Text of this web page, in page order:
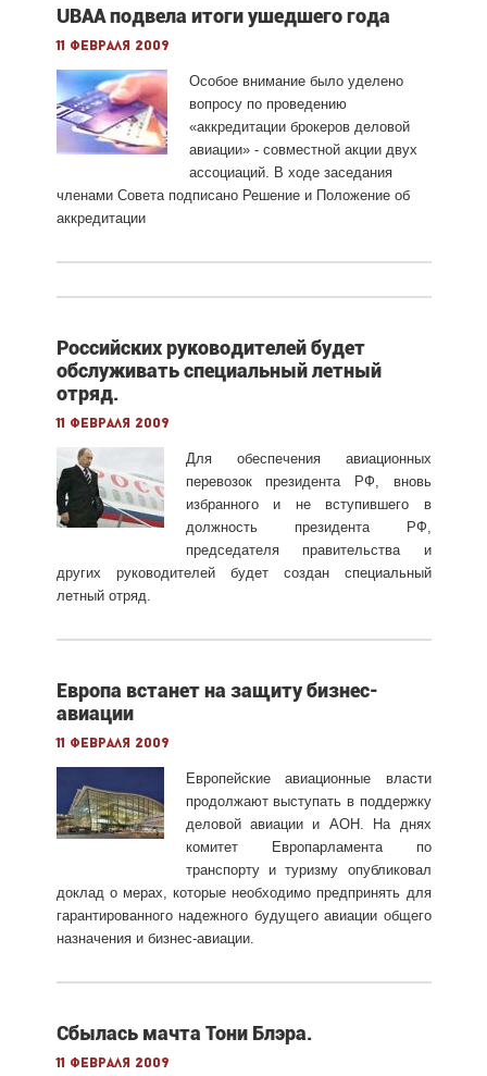
UBAA подвела итоги ушедшего года
11 февраля 2009
Особое внимание было уделено
вопросу по проведению
«аккредитации брокеров деловой
авиации» - совместной акции двух
ассоциаций. В ходе заседания
членами Совета подписано Решение и Положение об
аккредитации
Российских руководителей будет
обслуживать специальный летный
отряд.
11 февраля 2009
Для обеспечения авиационных
перевозок президента РФ, вновь
избранного и не вступившего в
должность президента РФ,
председателя правительства и
других руководителей будет создан специальный
летный отряд.
Европа встанет на защиту бизнес-
авиации
11 февраля 2009
Европейские авиационные власти
продолжают выступать в поддержку
деловой авиации и АОН. На днях
комитет Европарламента по
транспорту и туризму опубликовал
доклад о мерах, которые необходимо предпринять для
гарантированного надежного будущего авиации общего
назначения и бизнес-авиации.
Сбылась мачта Тони Блэра.
11 февраля 2009